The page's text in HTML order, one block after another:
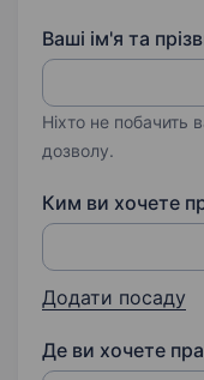
Ваші ім'я та
Ніхто не побачить
дозволу.
Ким ви хочете
Додати посаду
Де ви хочете